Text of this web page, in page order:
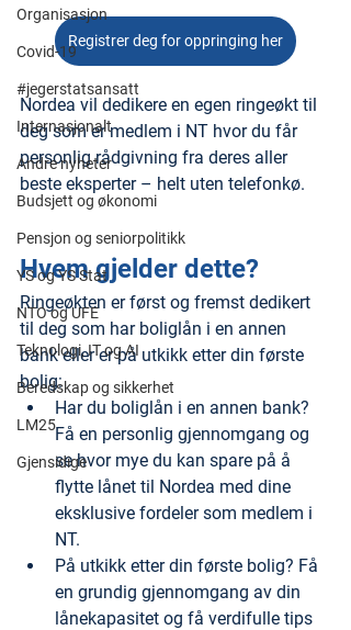
Organisasjon
Covid-19
#jegerstatsansatt
Internasjonalt
Andre nyheter
Budsjett og økonomi
Pensjon og seniorpolitikk
YS og YS Stat
NTO og UFE
Teknologi, IT og AI
Beredskap og sikkerhet
LM25
Gjensidige
Registrer deg for oppringing her
Nordea vil dedikere en egen ringeøkt til
deg som er medlem i NT hvor du får
personlig rådgivning fra deres aller
beste eksperter – helt uten telefonkø.
Hvem gjelder dette?
Ringeøkten er først og fremst dedikert
til deg som har boliglån i en annen
bank eller er på utkikk etter din første
bolig:
Har du boliglån i en annen bank?
Få en personlig gjennomgang og
se hvor mye du kan spare på å
flytte lånet til Nordea med dine
eksklusive fordeler som medlem i
NT.
På utkikk etter din første bolig? Få
en grundig gjennomgang av din
lånekapasitet og få verdifulle tips